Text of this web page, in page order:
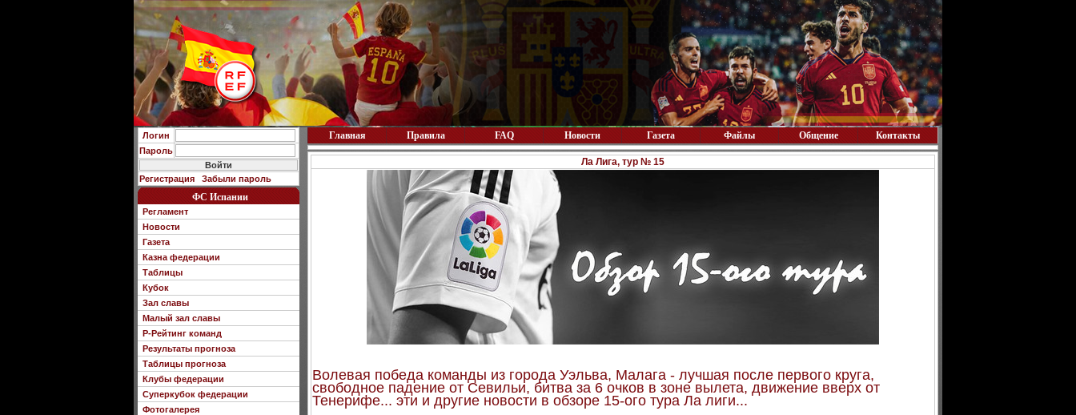
Логин
Пароль
Регистрация Забыли пароль
ФС Испании
Регламент
Новости
Газета
Казна федерации
Таблицы
Кубок
Зал славы
Малый зал славы
Р-Рейтинг команд
Результаты прогноза
Таблицы прогноза
Клубы федерации
Суперкубок федерации
Фотогалерея
Главная Правила FAQ Новости Газета Файлы Общение Контакты
Ла Лига, тур № 15
Волевая победа команды из города Уэльва, Малага - лучшая после первого круга,
свободное падение от Севильи, битва за 6 очков в зоне вылета, движение вверх от
Тенерифе... эти и другие новости в обзоре 15-ого тура Ла лиги...